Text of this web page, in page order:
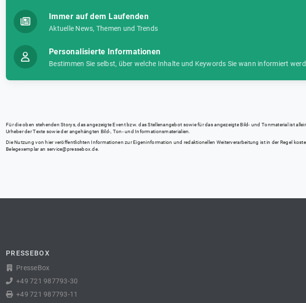
Immer auf dem Laufenden
Aktuelle News, Themen und Trends
Personalisierte Informationen
Bestimmen Sie selbst, über welche Inhalte und Keywords Sie wann informiert
Für die oben stehenden Storys, das angezeigte Event bzw. das Stellenangebot sowie für das angezeigte Bild- und Tonmaterial ist
Urheber der Texte sowie der angehängten Bild-, Ton- und Informationsmaterialien.
Die Nutzung von hier veröffentlichten Informationen zur Eigeninformation und redaktionellen Weiterverarbeitung ist in der Regel
Belegexemplar an service@pressebox.de
PRESSEBOX
PresseBox
+49 721 987793-30
+49 721 987793-11